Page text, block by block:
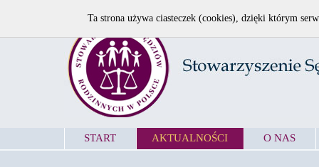
START AKTUALNOŚCI O NAS
Ta strona używa ciasteczek (cookies), dzięki którym